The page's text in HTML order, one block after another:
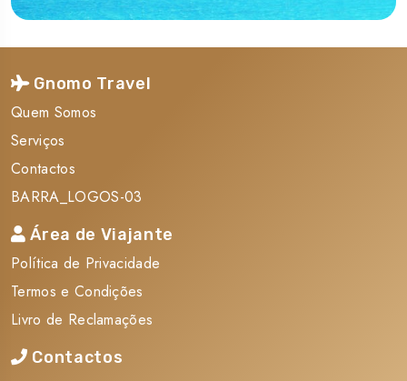
Gnomo Travel
Quem Somos
Serviços
Contactos
BARRA_LOGOS-03
Área de Viajante
Política de Privacidade
Termos e Condições
Livro de Reclamações
Contactos